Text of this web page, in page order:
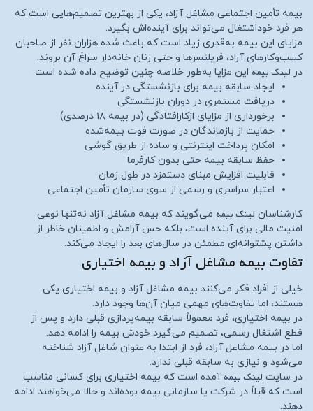
بیمه تأمین اجتماعی مشاغل آزاد، یکی از بهترین تصمیم‌هایی است که
هر فرد خوداشتغال می‌تواند برای آینده‌اش بگیرد.
مزایای این بیمه به‌قدری زیاد است که باعث شده هزاران نفر از صاحبان
کسب‌وکارهای آزاد، فریلنسرها و حتی زنان خانه‌دار سراغ آن بروند.
در لینک بیمه این مزایا به‌طور خلاصه چنین توضیح داده شده است:
ایجاد سابقه بیمه برای بازنشستگی در آینده
دریافت مستمری در دوران بازنشستگی
برخورداری از مزایای ازکارافتادگی (در بیمه ۱۸ درصدی)
حمایت از بازماندگان در صورت فوت بیمه‌شده
امکان پرداخت اینترنتی و ساده از طریق گوشی
حفظ سابقه بیمه حتی بدون کارفرما
قابلیت افزایش مبنای دستمزد در طول زمان
اعتبار سراسری و رسمی از سوی سازمان تأمین اجتماعی
کارشناسان لینک بیمه می‌گویند که بیمه مشاغل آزاد نه‌تنها نوعی
امنیت مالی برای آینده است، بلکه حس آرامش و اطمینان خاطر از
داشتن پشتوانه‌ای مطمئن در سال‌های بعد را ایجاد می‌کند.
تفاوت بیمه مشاغل آزاد و بیمه اختیاری
خیلی از افراد فکر می‌کنند بیمه مشاغل آزاد و بیمه اختیاری یکی
هستند، اما تفاوت‌های مهمی میان آن‌ها وجود دارد.
در بیمه اختیاری، فرد معمولاً سابقه بیمه‌پردازی قبلی دارد و پس از
قطع اشتغال رسمی، تصمیم می‌گیرد خودش بیمه را ادامه دهد.
اما در بیمه مشاغل آزاد، فرد از ابتدا به عنوان شاغل آزاد شناخته
می‌شود و نیازی به سابقه قبلی ندارد.
در سایت لینک بیمهآمده است که بیمه اختیاری برای کسانی مناسب
است که قبلاً در شرکت یا سازمانی بیمه بوده‌اند و حالا می‌خواهند ادامه
دهند.